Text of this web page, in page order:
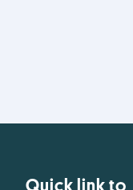
Quick link to